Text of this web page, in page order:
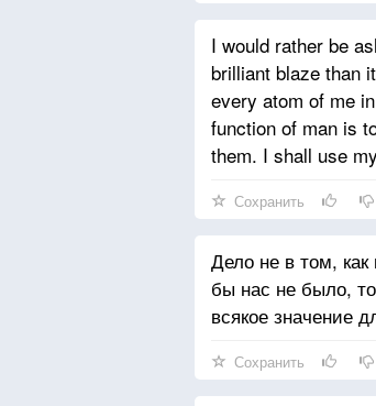
I would rather be
brilliant blaze than
every atom of me
function of man is
them. I shall use
Сохранить
Дело не в том,
бы нас не было,
всякое значение
Сохранить